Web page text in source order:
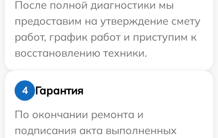
После полной диагностики мы
предоставим на утверждение смету
работ, график работ и приступим к
восстановлению техники.
4
Гарантия
По окончании ремонта и
подписания акта выполненных